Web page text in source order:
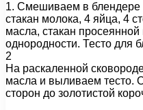
1. Смешиваем в блендере
стакан молока, 4 яйца, 4
масла, стакан
однородности. Тесто для
2
На раскаленной
масла и выливаем тесто.
сторон до золотистой